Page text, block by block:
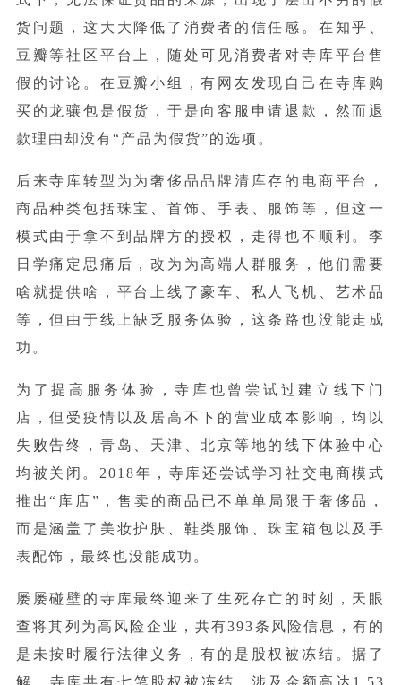
货问题，这大大降低了消费者的信任感。在知乎、
豆瓣等社区平台上，随处可见消费者对寺库平台售
假的讨论。在豆瓣小组，有网友发现自己在寺库购
买的龙骧包是假货，于是向客服申请退款，然而退
款理由却没有“产品为假货”的选项。
后来寺库转型为为奢侈品品牌清库存的电商平台，
商品种类包括珠宝、首饰、手表、服饰等，但这一
模式由于拿不到品牌方的授权，走得也不顺利。李
日学痛定思痛后，改为为高端人群服务，他们需要
啥就提供啥，平台上线了豪车、私人飞机、艺术品
等，但由于线上缺乏服务体验，这条路也没能走成
功。
为了提高服务体验，寺库也曾尝试过建立线下门
店，但受疫情以及居高不下的营业成本影响，均以
失败告终，青岛、天津、北京等地的线下体验中心
均被关闭。2018年，寺库还尝试学习社交电商模式
推出“库店”，售卖的商品已不单单局限于奢侈品，
而是涵盖了美妆护肤、鞋类服饰、珠宝箱包以及手
表配饰，最终也没能成功。
屡屡碰壁的寺库最终迎来了生死存亡的时刻，天眼
查将其列为高风险企业，共有393条风险信息，有的
是未按时履行法律义务，有的是股权被冻结。据了